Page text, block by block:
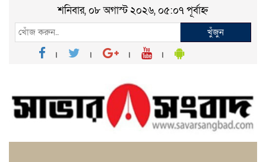
শনিবার, ০৮ অগাস্ট ২০২৬, ০৫:০৭ পূর্বাহ্ন
খুঁজুন